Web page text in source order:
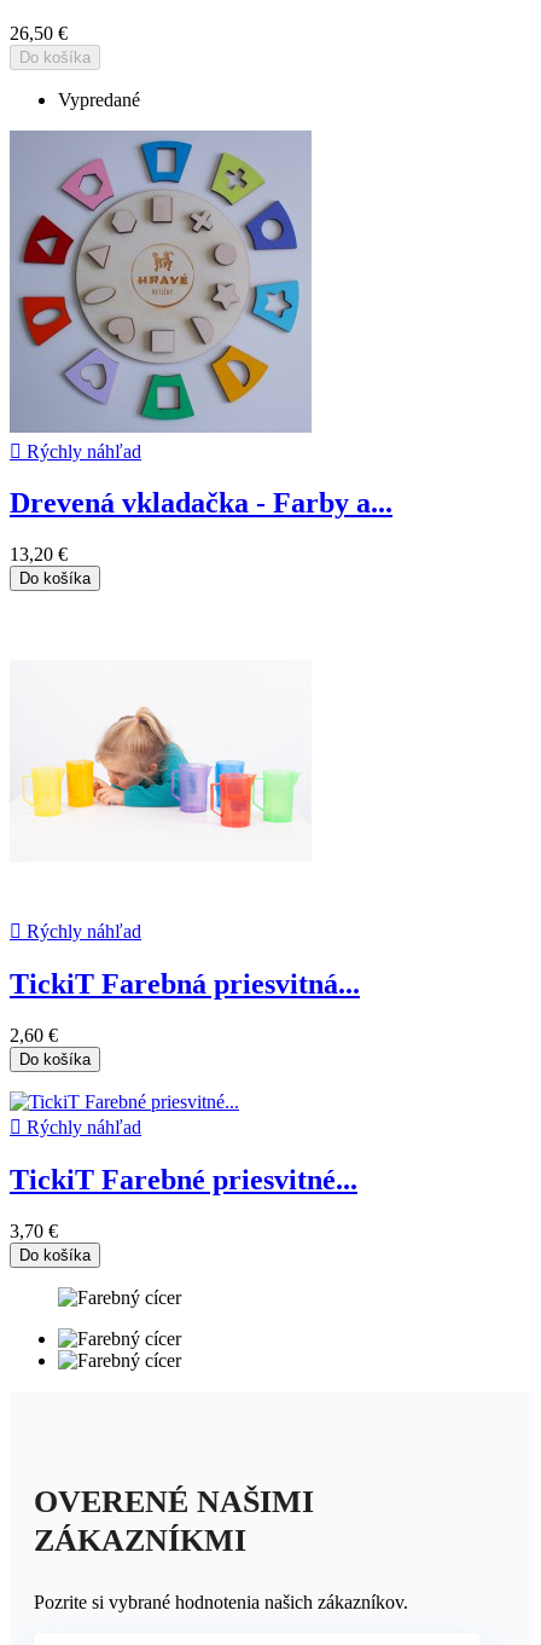
26,50 €
Do košíka
Vypredané
 Rýchly náhľad
Drevená vkladačka - Farby a...
13,20 €
Do košíka
 Rýchly náhľad
TickiT Farebná priesvitná...
2,60 €
Do košíka
 Rýchly náhľad
TickiT Farebné priesvitné...
3,70 €
Do košíka
OVERENÉ NAŠIMI
ZÁKAZNÍKMI
Pozrite si vybrané hodnotenia našich zákazníkov.